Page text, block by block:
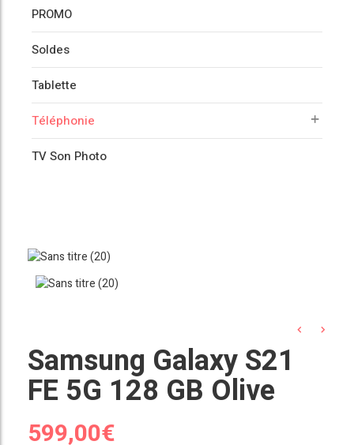
PROMO
Soldes
Tablette
Téléphonie
TV Son Photo
Samsung Galaxy S21
FE 5G 128 GB Olive
599,00€